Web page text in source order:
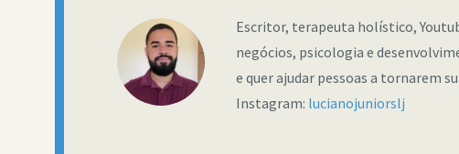
Escritor, terapeuta holístico,
negócios, psicologia e
e quer ajudar pessoas a tornarem
Instagram: lucianojuniorslj